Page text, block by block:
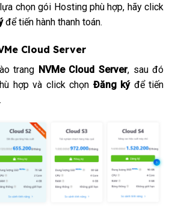
chọn gói Hosting phù hợp, hãy click
để tiến hành thanh toán.
Cloud Server
trang NVMe Cloud Server, sau đó
hợp và click chọn Đăng kýđể tiến